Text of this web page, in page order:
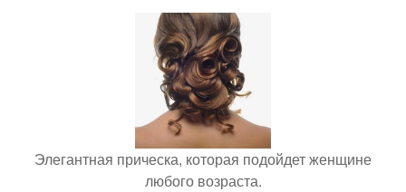
Элегантная прическа, которая подойдет женщине
любого возраста.